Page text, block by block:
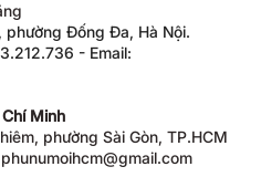
Đống Đa, Hà Nội.
- Email:
Minh
phường Sài Gòn, TP.HCM